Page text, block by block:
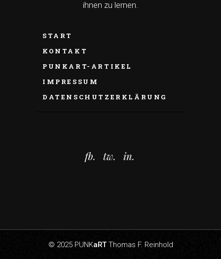
ihnen zu lernen.
START
KONTAKT
PUNKART-ARTIKEL
IMPRESSUM
DATENSCHUTZERKLÄRUNG
fb. tw. in.
© 2025 PUNKaRTThomas F. Reinhold